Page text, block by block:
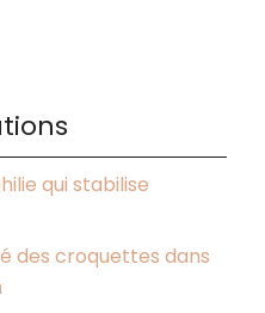
qui stabilise
des croquettes dans